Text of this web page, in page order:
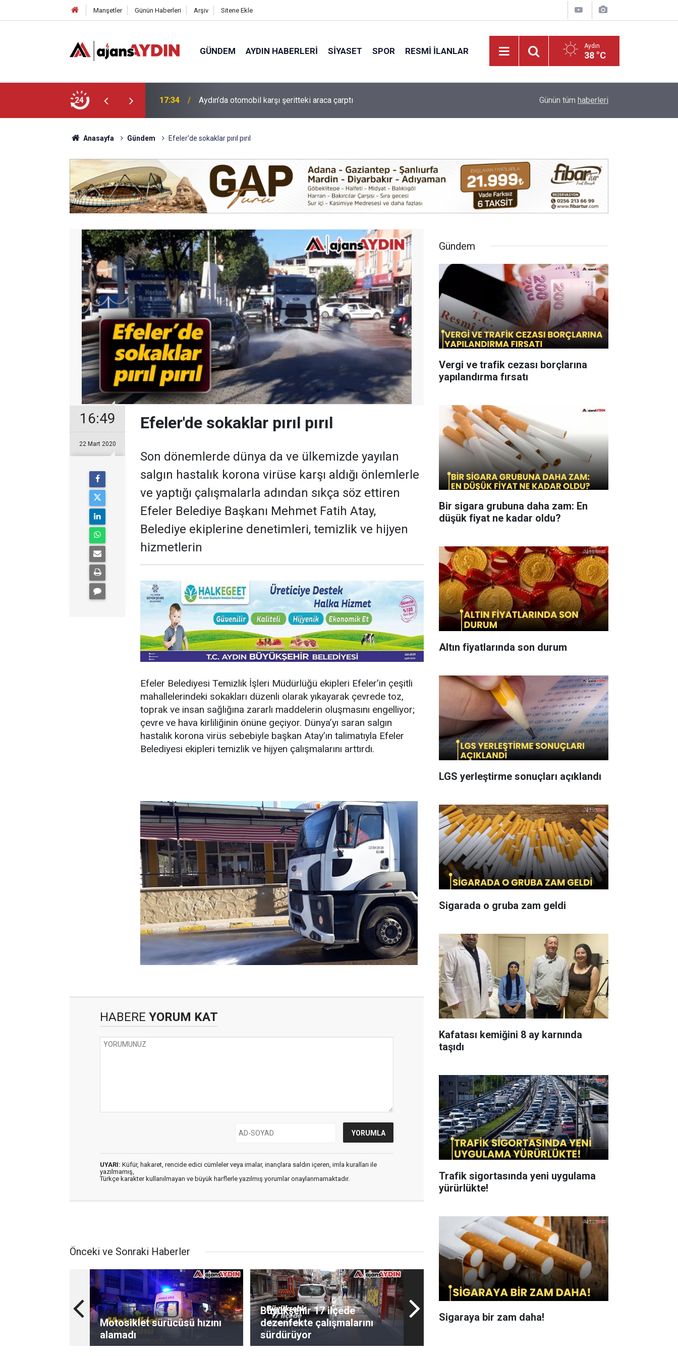
Manşetler Günün Haberleri Arşiv Sitene Ekle
GÜNDEM AYDIN HABERLERI SIYASET SPOR RESMI İLANLAR Aydın
38 °C
24 16:07 Efeler'de minik yetenekler yeşil sahada geleceğe hazırlanıyor Aydın’da yeni mahsul kuru incir tezgâhta:
Günün tüm haberleri
Anasayfa Gündem Efeler'de sokaklar pırıl pırıl
16:49
22 Mart 2020
Efeler'de sokaklar pırıl pırıl
Son dönemlerde dünya da ve ülkemizde yayılan
salgın hastalık korona virüse karşı aldığı önlemlerle
ve yaptığı çalışmalarla adından sıkça söz ettiren
Efeler Belediye Başkanı Mehmet Fatih Atay,
Belediye ekiplerine denetimleri, temizlik ve hijyen
hizmetlerin
Efeler Belediyesi Temizlik İşleri Müdürlüğü ekipleri Efeler’in çeşitli
mahallelerindeki sokakları düzenli olarak yıkayarak çevrede toz,
toprak ve insan sağlığına zararlı maddelerin oluşmasını engelliyor;
çevre ve hava kirliliğinin önüne geçiyor. Dünya’yı saran salgın
hastalık korona virüs sebebiyle başkan Atay’ın talimatıyla Efeler
Belediyesi ekipleri temizlik ve hijyen çalışmalarını arttırdı.
HABERE YORUM KAT
UYARI: Küfür, hakaret, rencide edici cümleler veya imalar, inançlara saldırı içeren, imla kuralları ile
yazılmamış,
Türkçe karakter kullanılmayan ve büyük harflerle yazılmış yorumlar onaylanmamaktadır.
Önceki ve Sonraki Haberler
Motosiklet sürücüsü hızını
alamadı
Büyükşehir 17 ilçede
dezenfekte çalışmalarını
sürdürüyor
Gündem
Vergi ve trafik cezası borçlarına
yapılandırma fırsatı
Bir sigara grubuna daha zam: En
düşük fiyat ne kadar oldu?
Altın fiyatlarında son durum
LGS yerleştirme sonuçları açıklandı
Sigarada o gruba zam geldi
Kafatası kemiğini 8 ay karnında
taşıdı
Trafik sigortasında yeni uygulama
yürürlükte!
Sigaraya bir zam daha!